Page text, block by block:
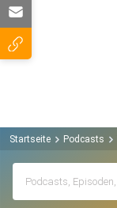
Startseite Podcasts